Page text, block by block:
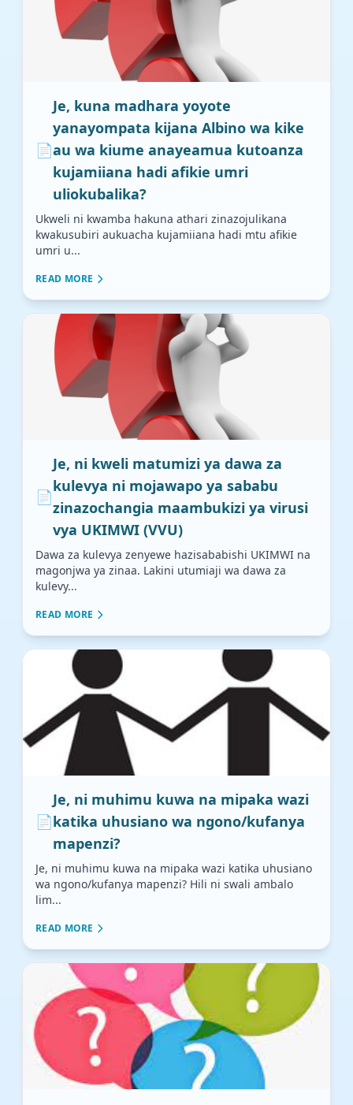
📄
Je, kuna madhara yoyote
yanayompata kijana Albino wa kike
au wa kiume anayeamua kutoanza
kujamiiana hadi afikie umri
uliokubalika?
Ukweli ni kwamba hakuna athari zinazojulikana
kwakusubiri aukuacha kujamiiana hadi mtu afikie
umri u...
READ MORE
📄
Je, ni kweli matumizi ya dawa za
kulevya ni mojawapo ya sababu
zinazochangia maambukizi ya virusi
vya UKIMWI (VVU)
Dawa za kulevya zenyewe hazisababishi UKIMWI na
magonjwa ya zinaa. Lakini utumiaji wa dawa za
kulevy...
READ MORE
📄
Je, ni muhimu kuwa na mipaka wazi
katika uhusiano wa ngono/kufanya
mapenzi?
Je, ni muhimu kuwa na mipaka wazi katika uhusiano
wa ngono/kufanya mapenzi? Hili ni swali ambalo
lim...
READ MORE